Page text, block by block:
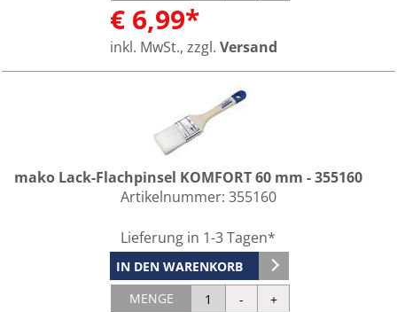
€ 6,99*
inkl. MwSt., zzgl. Versand
mako Lack-Flachpinsel KOMFORT 60 mm - 355160
Artikelnummer: 355160
Lieferung in 1-3 Tagen*
IN DEN WARENKORB
MENGE